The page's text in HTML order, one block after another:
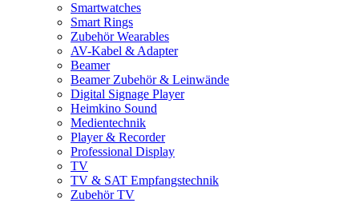
Smartwatches
Smart Rings
Zubehör Wearables
AV-Kabel & Adapter
Beamer
Beamer Zubehör & Leinwände
Digital Signage Player
Heimkino Sound
Medientechnik
Player & Recorder
Professional Display
TV
TV & SAT Empfangstechnik
Zubehör TV